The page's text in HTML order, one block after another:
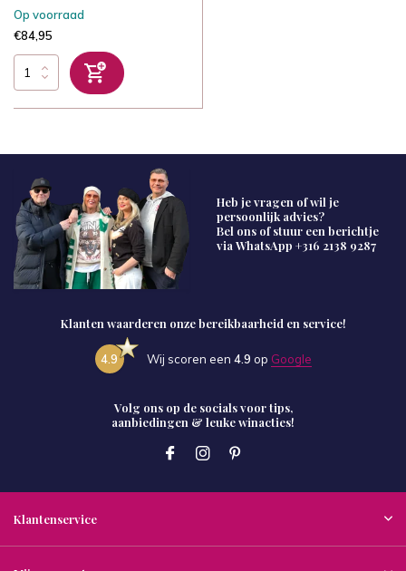
Op voorraad
€84,95
Heb je vragen of wil je
persoonlijk advies?
Bel ons of stuur een berichtje
via WhatsApp +316 2138 9287
Klanten waarderen onze bereikbaarheid en service!
4.9 Wij scoren een 4.9 op Google
Volg ons op de socials voor tips,
aanbiedingen & leuke winacties!
Klantenservice